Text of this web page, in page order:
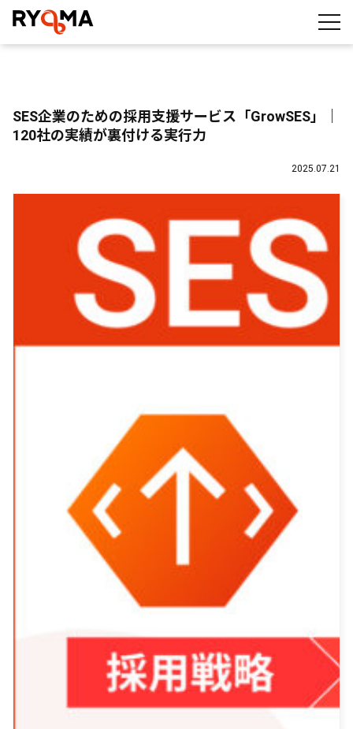
株式会社RYOMA
SES企業のための採用支援サービス「GrowSES」｜
120社の実績が裏付ける実行力
2025.07.21